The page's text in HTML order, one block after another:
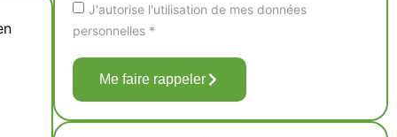
J'autorise l'utilisation de mes données
personnelles *
Me faire rappeler